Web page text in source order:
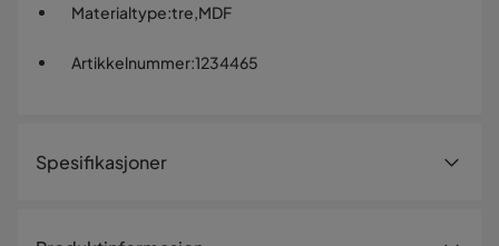
Materialtype:tre,MDF
Artikkelnummer:1234465
Spesifikasjoner